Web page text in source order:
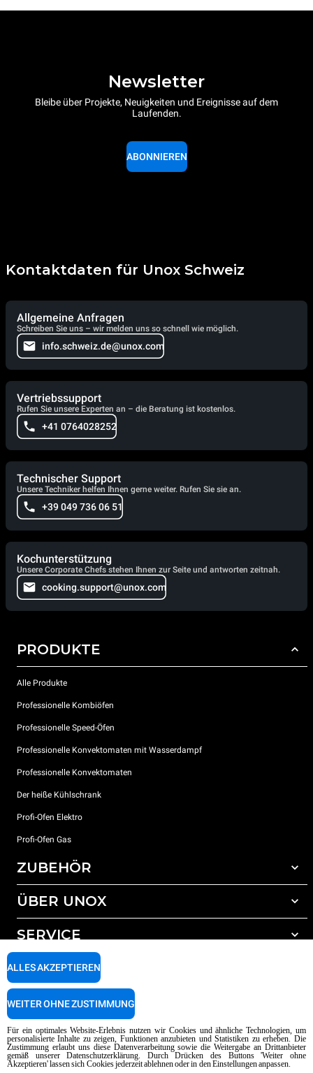
Newsletter
Bleibe über Projekte, Neuigkeiten und Ereignisse auf dem
Laufenden.
ABONNIEREN
Kontaktdaten für Unox Schweiz
Allgemeine Anfragen
Schreiben Sie uns – wir melden uns so schnell wie möglich.
info.schweiz.de@unox.com
Vertriebssupport
Rufen Sie unsere Experten an – die Beratung ist kostenlos.
+41 0764028252
Technischer Support
Unsere Techniker helfen Ihnen gerne weiter. Rufen Sie sie an.
+39 049 736 06 51
Kochunterstützung
Unsere Corporate Chefs stehen Ihnen zur Seite und antworten zeitnah.
cooking.support@unox.com
PRODUKTE
Alle Produkte
Professionelle Kombiöfen
Professionelle Speed-Öfen
Professionelle Konvektomaten mit Wasserdampf
Professionelle Konvektomaten
Der heiße Kühlschrank
Profi-Ofen Elektro
Profi-Ofen Gas
ZUBEHÖR
Gesamtes Zubehör
Wasseraufbereitung mit Kunstharzfiltern
Wasseraufbereitung durch Umkehrosmose
ÜBER UNOX
Unsere Standorte weltweit
SERVICE
Unox garantie
Händler Suche
Copyright 2026 UNOX SpA Alle Rechte vorbehalten. Reg. Imp. Padova n °
04230750285 - REA Padova 372835 - Kap. Soc. 5.000.000 € iv - P.IVA / CF
04230750285 - IT WEEE Reg. No. IT08020000000377
Für ein optimales Website-Erlebnis nutzen wir Cookies und ähnliche Technologien, um
personalisierte Inhalte zu zeigen, Funktionen anzubieten und Statistiken zu erheben. Die
Zustimmung erlaubt uns diese Datenverarbeitung sowie die Weitergabe an Drittanbieter
gemäß unserer Datenschutzerklärung. Durch Drücken des Buttons 'Weiter ohne
Akzeptieren' lassen sich Cookies jederzeit ablehnen oder in den Einstellungen anpassen.
ALLES AKZEPTIEREN
WEITER OHNE ZUSTIMMUNG